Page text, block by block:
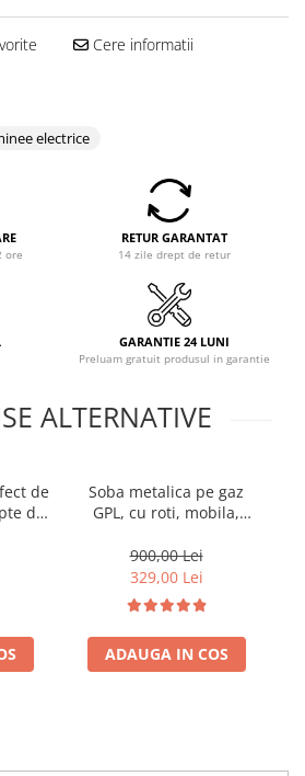
electrice
Cere informatii
electrice
ore
RETUR GARANTAT
14 zile drept de retur
GARANTIE 24 LUNI
Preluam gratuit produsul in garantie
ALTERNATIVE
de
de
Soba metalica pe gaz
GPL, cu roti, mobila,
putere, negru
900,00 Lei
329,00 Lei
ADAUGA IN COS